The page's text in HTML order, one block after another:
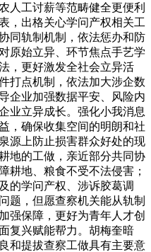
人工讨薪等范畴健全更便利
，出格关心学问产权相关工
同轨制机制，依法惩办和防
原始立异、环节焦点手艺学
，更好激发全社会立异活
打点机制，依法加大涉企数
企业加强数据平安、风险内
业立异成长。强化小我消息
，确保收集空间的明朗和社
源上防止损害群众好处的现
地的工做，亲近部分共同协
耕地、粮食不受不法侵害；
的学问产权、涉诉胶葛调
题，但愿查察机关能从轨制
强保障，更好为青年人才创
复兴赋能帮力。胡梅奎暗
和提拔查察工做具有主要意